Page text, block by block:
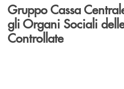
Gruppo Cassa
gli Organi Sociali
Controllate